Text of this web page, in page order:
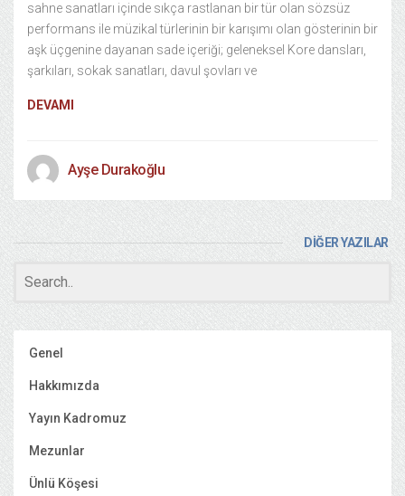
sahne sanatları içinde sıkça rastlanan bir tür olan sözsüz
performans ile müzikal türlerinin bir karışımı olan gösterinin bir
aşk üçgenine dayanan sade içeriği; geleneksel Kore dansları,
şarkıları, sokak sanatları, davul şovları ve
DEVAMI
Ayşe Durakoğlu
DİĞER YAZILAR
Genel
Hakkımızda
Yayın Kadromuz
Mezunlar
Ünlü Köşesi